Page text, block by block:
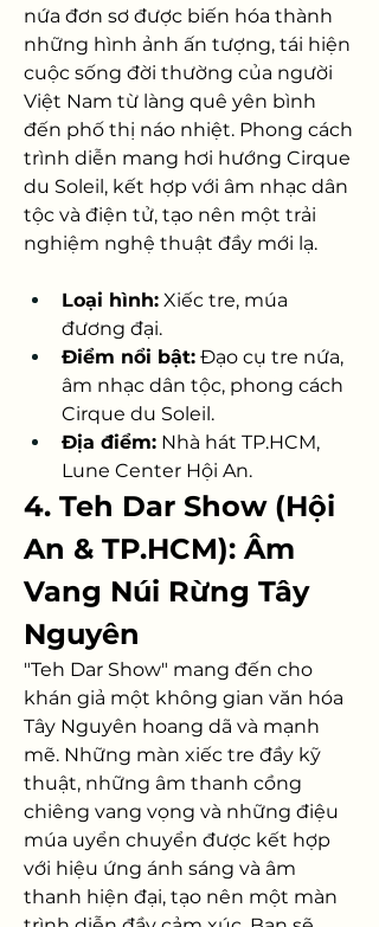
nứa đơn sơ được biến hóa thành
những hình ảnh ấn tượng, tái hiện
cuộc sống đời thường của người
Việt Nam từ làng quê yên bình
đến phố thị náo nhiệt. Phong cách
trình diễn mang hơi hướng Cirque
du Soleil, kết hợp với âm nhạc dân
tộc và điện tử, tạo nên một trải
nghiệm nghệ thuật đầy mới lạ.
Loại hình: Xiếc tre, múa
đương đại.
Điểm nổi bật: Đạo cụ tre nứa,
âm nhạc dân tộc, phong cách
Cirque du Soleil.
Địa điểm: Nhà hát TP.HCM,
Lune Center Hội An.
4. Teh Dar Show (Hội
An & TP.HCM): Âm
Vang Núi Rừng Tây
Nguyên
"Teh Dar Show" mang đến cho
khán giả một không gian văn hóa
Tây Nguyên hoang dã và mạnh
mẽ. Những màn xiếc tre đầy kỹ
thuật, những âm thanh cồng
chiêng vang vọng và những điệu
múa uyển chuyển được kết hợp
với hiệu ứng ánh sáng và âm
thanh hiện đại, tạo nên một màn